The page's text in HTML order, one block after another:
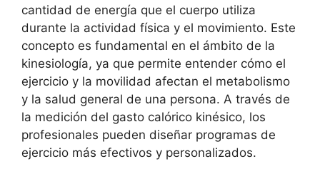
cantidad de energía que el cuerpo utiliza
durante la actividad física y el movimiento. Este
concepto es fundamental en el ámbito de la
kinesiología, ya que permite entender cómo el
ejercicio y la movilidad afectan el metabolismo
y la salud general de una persona. A través de
la medición del gasto calórico kinésico, los
profesionales pueden diseñar programas de
ejercicio más efectivos y personalizados.